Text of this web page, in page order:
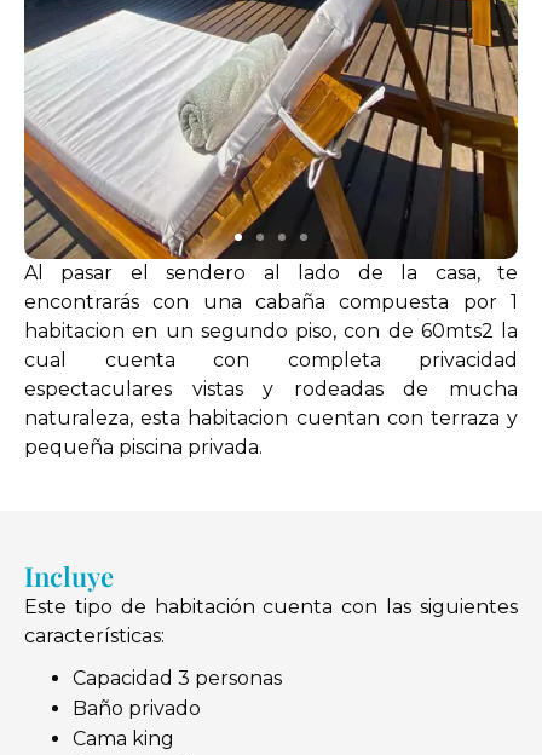
Al pasar el sendero al lado de la casa, te
encontrarás con una cabaña compuesta por 1
habitacion en un segundo piso, con de 60mts2 la
cual cuenta con completa privacidad
espectaculares vistas y rodeadas de mucha
naturaleza, esta habitacion cuentan con terraza y
pequeña piscina privada.
Incluye
Este tipo de habitación cuenta con las siguientes
características:
Capacidad 3 personas
Baño privado
Cama king